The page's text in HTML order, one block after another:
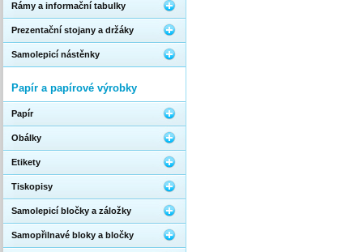
Rámy a informační tabulky
Prezentační stojany a držáky
Samolepicí nástěnky
Papír a papírové výrobky
Papír
Obálky
Etikety
Tiskopisy
Samolepicí bločky a záložky
Samopřilnavé bloky a bločky